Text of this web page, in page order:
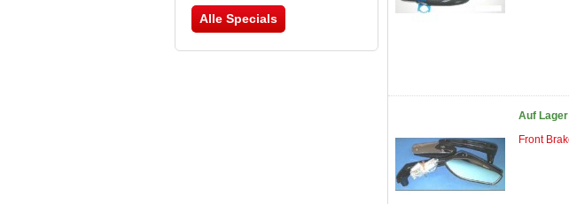
Alle Specials
Auf Lager
Front